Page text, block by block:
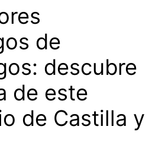
de
descubre
de este
de Castilla y